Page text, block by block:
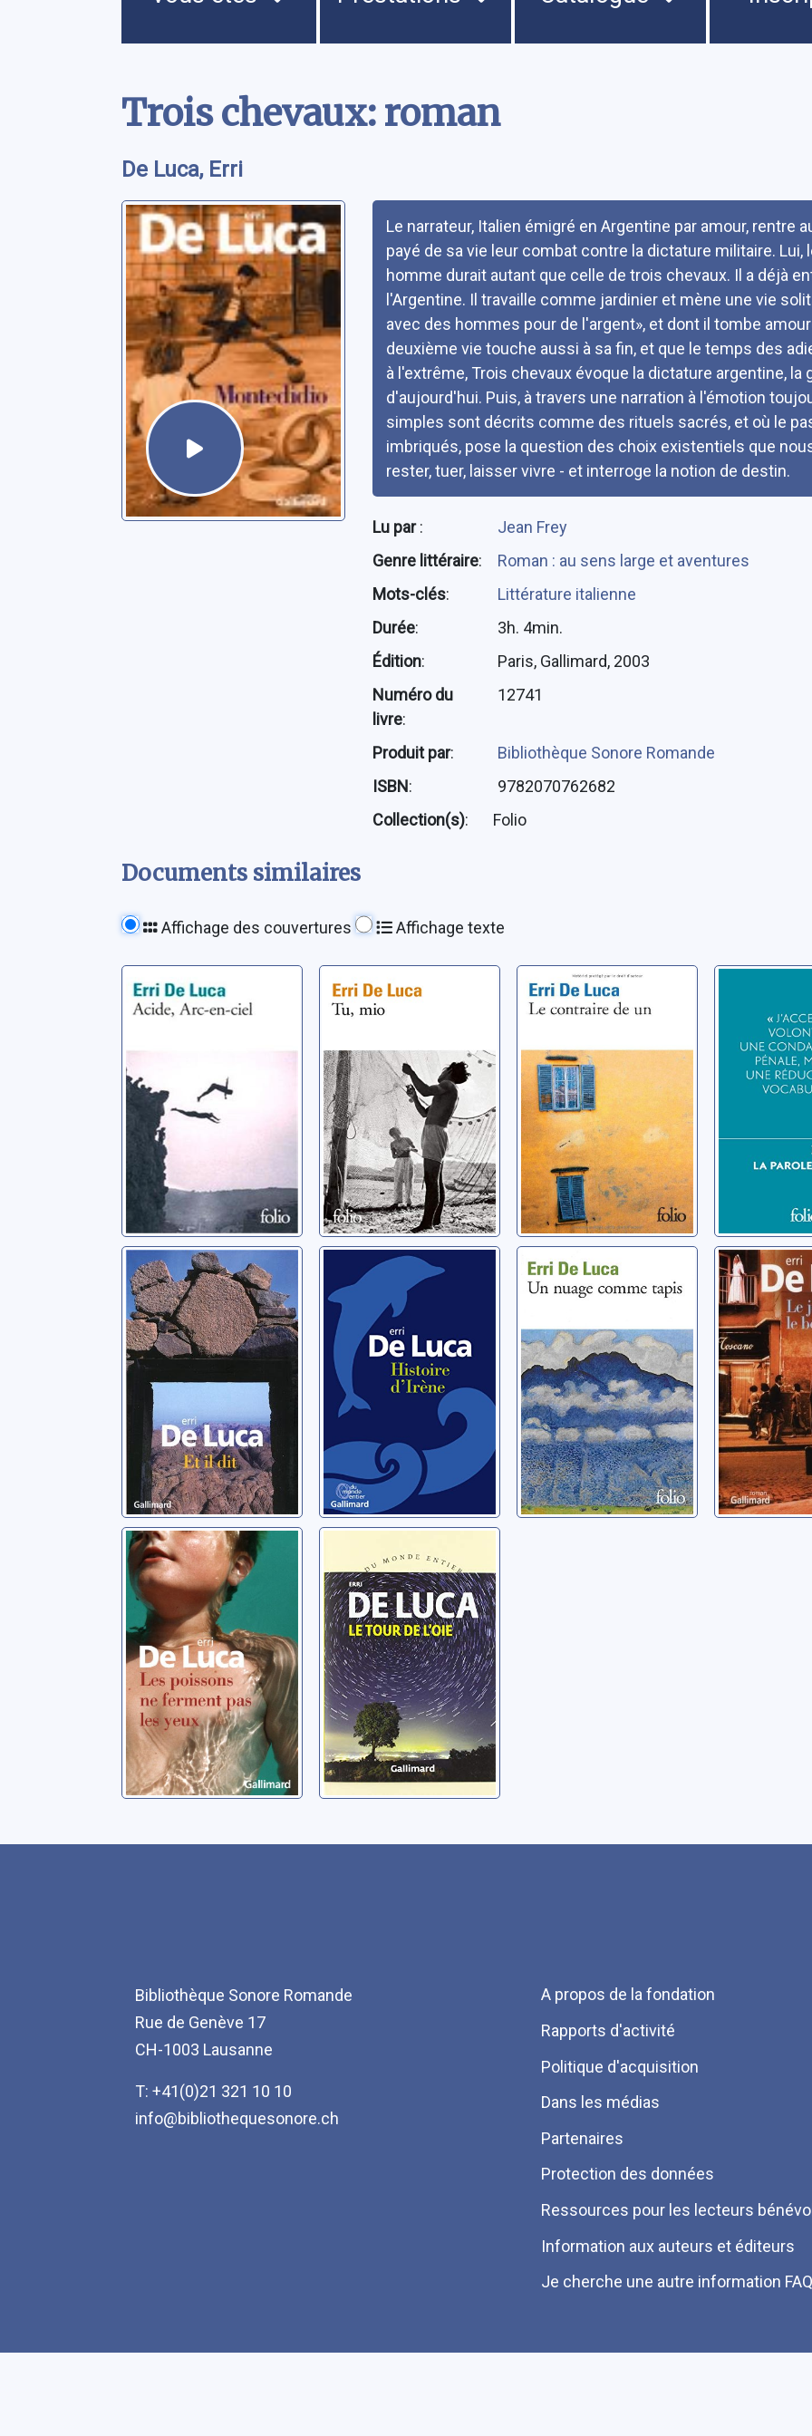
Trois chevaux: roman
De Luca, Erri
Le narrateur, Italien émigré en Argentine par amour, rentre
payé de sa vie leur combat contre la dictature militaire. Lui,
homme durait autant que celle de trois chevaux. Il a déjà
l'Argentine. Il travaille comme jardinier et mène une vie
avec des hommes pour de l'argent», et dont il tombe
deuxième vie touche aussi à sa fin, et que le temps des
à l'extrême, Trois chevaux évoque la dictature argentine, la
d'aujourd'hui. Puis, à travers une narration à l'émotion
simples sont décrits comme des rituels sacrés, et où le
imbriqués, pose la question des choix existentiels que
rester, tuer, laisser vivre - et interroge la notion de destin.
Lu par:
Jean Frey
Genre littéraire:
Roman : au sens large et aventures
Mots-clés:
Littérature italienne
Durée:
3h. 4min.
Édition:
Paris, Gallimard, 2003
Numéro du
livre:
12741
Produit par:
Bibliothèque Sonore Romande
ISBN:
9782070762682
Collection(s): Folio
Documents similaires
Affichage des couvertures Affichage texte
Acide, arc-en-ciel
De Luca, Erri
Tu, mio
De Luca, Erri
Le contraire de
un
de Du
de
devoir de
entre
De Luca, Erri
Et il dit: [roman]
De Luca, Erri
Histoire d'Irène
De Luca, Erri
Un nuage
comme tapis
Le jour
De Luca, Erri
Les poissons ne
ferment pas les
yeux
De Luca, Erri
De Luca, Erri
Bibliothèque Sonore Romande
Rue de Genève 17
CH-1003 Lausanne
T: +41(0)21 321 10 10
info@bibliothequesonore.ch
Menu
Pied
de
page
A propos de la fondation
Rapports d'activité
Politique d'acquisition
Dans les médias
Partenaires
Protection des données
Ressources pour les lecteurs
Information aux auteurs et éditeurs
Je cherche une autre information FAQ